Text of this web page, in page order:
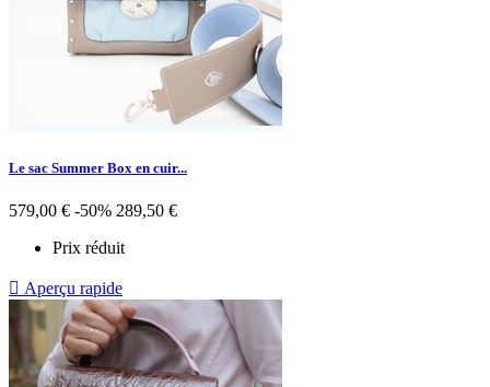
Le sac Summer Box en cuir...
579,00 € -50% 289,50 €
Prix réduit
 Aperçu rapide